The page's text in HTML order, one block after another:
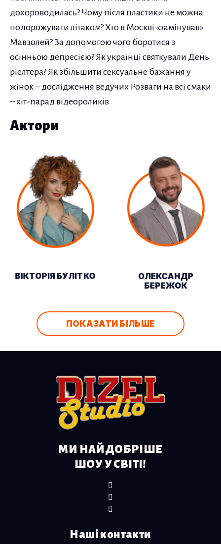
дохороводилась? Чому після пластики не можна
подорожувати літаком? Хто в Москві «замінував»
Мавзолей? За допомогою чого боротися з
осінньою депресією? Як українці святкували День
ріелтера? Як збільшити сексуальне бажання у
жінок – дослідження ведучих Розваги на всі смаки
– хіт-парад відеороликів
Актори
ВІКТОРІЯ БУЛІТКО
ОЛЕКСАНДР
БЕРЕЖОК
ПОКАЗАТИ БІЛЬШЕ
МИ НАЙДОБРІШЕ
ШОУ У СВІТІ!
Наші контакти